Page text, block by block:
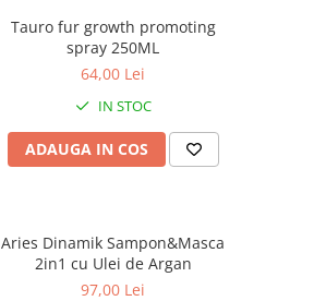
Tauro fur growth promoting
spray 250ML
64,00 Lei
IN STOC
ADAUGA IN COS
Aries Dinamik Sampon&Masca
2in1 cu Ulei de Argan
97,00 Lei